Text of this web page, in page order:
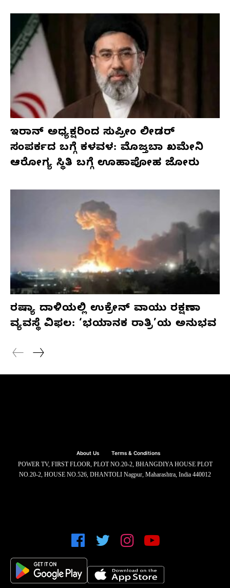
ಇರಾನ್ ಅಧ್ಯಕ್ಷರಿಂದ ಸುಪ್ರೀಂ ಲೀಡರ್
ಸಂಪರ್ಕದ ಬಗ್ಗೆ ಕಳವಳ: ಮೊಜ್ತಬಾ ಖಮೇನಿ
ಆರೋಗ್ಯ ಸ್ಥಿತಿ ಬಗ್ಗೆ ಊಹಾಪೋಹ ಜೋರು
ರಷ್ಯಾ ದಾಳಿಯಲ್ಲಿ ಉಕ್ರೇನ್ ವಾಯು ರಕ್ಷಣಾ
ವ್ಯವಸ್ಥೆ ವಿಫಲ: ‘ಭಯಾನಕ ರಾತ್ರಿ’ಯ ಅನುಭವ
About Us Terms & Conditions
POWER TV, FIRST FLOOR, PLOT NO.20-2, BHANGDIYA HOUSE PLOT
NO.20-2, HOUSE NO.526, DHANTOLI Nagpur, Maharashtra, India 440012